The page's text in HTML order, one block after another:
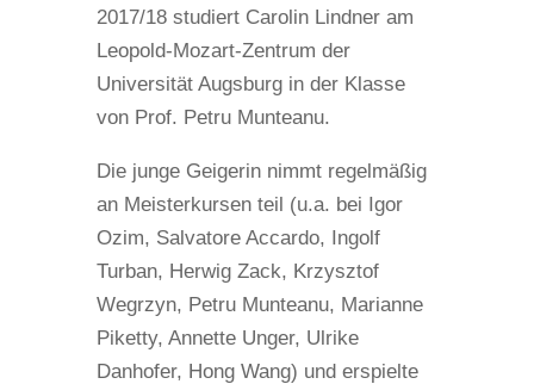
2017/18 studiert Carolin Lindner am
Leopold-Mozart-Zentrum der
Universität Augsburg in der Klasse
von Prof. Petru Munteanu.
Die junge Geigerin nimmt regelmäßig
an Meisterkursen teil (u.a. bei Igor
Ozim, Salvatore Accardo, Ingolf
Turban, Herwig Zack, Krzysztof
Wegrzyn, Petru Munteanu, Marianne
Piketty, Annette Unger, Ulrike
Danhofer, Hong Wang) und erspielte